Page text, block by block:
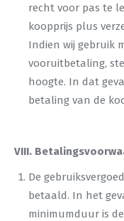
recht voor pas te
koopprijs plus
Indien wij gebruik
vooruitbetaling,
hoogte. In dat
betaling van de
VIII.
De
betaald. In het
minimumduur is